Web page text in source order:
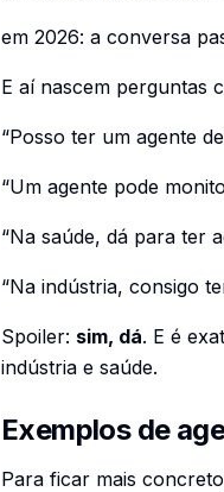
em 2026: a conversa
E aí nascem perguntas
“Posso ter um agente
“Um agente pode
“Na saúde, dá para ter
“Na indústria, consigo
Spoiler: sim, dá. E é
indústria e saúde.
Exemplos de
Para ficar mais